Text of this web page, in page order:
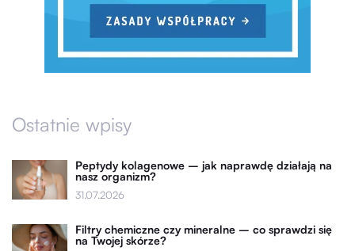
Ostatnie wpisy
Peptydy kolagenowe – jak naprawdę działają na
nasz organizm?
31.07.2026
Filtry chemiczne czy mineralne – co sprawdzi się
na Twojej skórze?